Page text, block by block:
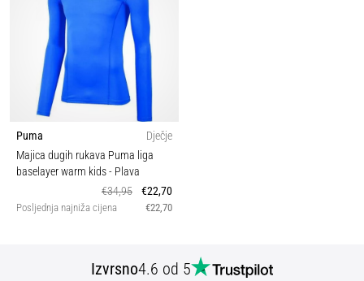
Puma
Dječje
Majica dugih rukava Puma liga
baselayer warm kids- Plava
€34,95
€22,70
Posljednja najniža cijena €22,70
Izvrsno4.6 od 5